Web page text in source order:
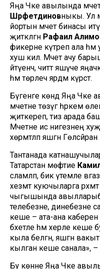
Яңа Чәке авылында
Шәрәфетдиновныкы. Ул
йортын мәчет бинасы
җитәкләгән Рафаил
фикерне күтәреп ала
хуш килә. Мәчет ачу
әйтүенчә, читтә яшәүче
һәм төрлечә ярдәм күрсәтә.
Бүгенге көндә Яңа Чәке
мәчетне төзүгә һәркем
җиткереп, тиз арада
Мәчетне исә нигезнең
хөрмәтләп яшәгән
Тантанада
Татарстан мөфтие Камил
сәламләп, бик үтемле
хезмәт куючыларга
чыгышында
телебезне, динебезне
кеше – ата-ана каберен
бәхетле һәм хәерле кеше
кыла белгән, яшәгән
кылган кеше санала», –
Бу көнне Яңа Чәке